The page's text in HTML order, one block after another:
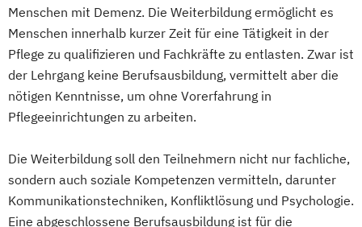
Menschen mit Demenz. Die Weiterbildung ermöglicht es
Menschen innerhalb kurzer Zeit für eine Tätigkeit in der
Pflege zu qualifizieren und Fachkräfte zu entlasten. Zwar ist
der Lehrgang keine Berufsausbildung, vermittelt aber die
nötigen Kenntnisse, um ohne Vorerfahrung in
Pflegeeinrichtungen zu arbeiten.
Die Weiterbildung soll den Teilnehmern nicht nur fachliche,
sondern auch soziale Kompetenzen vermitteln, darunter
Kommunikationstechniken, Konfliktlösung und Psychologie.
Eine abgeschlossene Berufsausbildung ist für die